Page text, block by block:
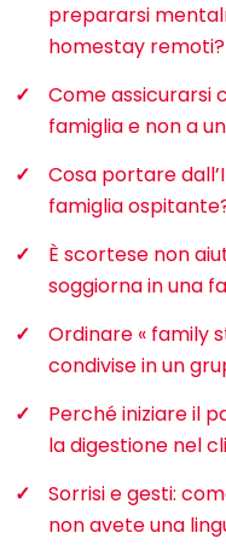
prepararsi
homestay remoti?
Come assicurarsi
famiglia e non a
Cosa portare
famiglia
È scortese non
soggiorna in una
Ordinare « family
condivise in un
Perché iniziare il
la digestione nel
Sorrisi e gesti:
non avete una